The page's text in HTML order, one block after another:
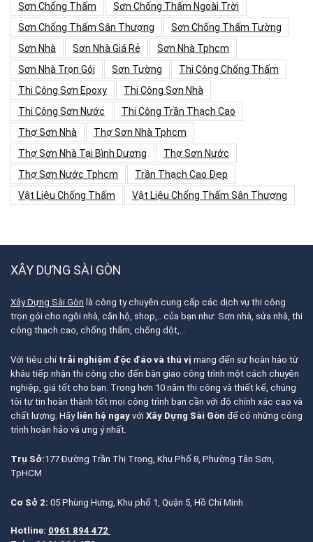
Sơn Chống Thấm
Sơn Chống Thấm Ngoài Trời
Sơn Chống Thấm Sân Thượng
Sơn Chống Thấm Tường
Sơn Nhà
Sơn Nhà Giá Rẻ
Sơn Nhà Tphcm
Sơn Nhà Trọn Gói
Sơn Tường
Thi Công Chống Thấm
Thi Công Sơn Epoxy
Thi Công Sơn Nhà
Thi Công Sơn Nước
Thi Công Trần Thạch Cao
Thợ Sơn Nhà
Thợ Sơn Nhà Tphcm
Thợ Sơn Nhà Tại Bình Dương
Thợ Sơn Nước
Thợ Sơn Nước Tphcm
Trần Thạch Cao Đẹp
Vật Liệu Chống Thấm
Vật Liệu Chống Thấm Sân Thượng
XÂY DỰNG SÀI GÒN
Xây Dựng Sài Gòn là công ty chuyên cung cấp các dịch vụ thi công
trọn gói cho ngôi nhà, căn hộ, shop,.. của bạn như: Sơn nhà, sửa nhà, thi
công thạch cao, chống thấm, chống dột,…
Với tiêu chí trải nghiệm độc đáo và thú vị mang đến sự hoàn hảo từ
khâu tiếp nhận thi công cho đến bàn giao công trình một cách chuyên
nghiệp, giá tốt cho bạn. Trong hơn 10 năm thi công và thiết kế, chúng
tôi tự tin hoàn thành tốt mọi công trình bạn cần với độ chính xác cao và
chất lượng. Hãy liên hệ ngay với Xây Dựng Sài Gòn để có những công
trình hoàn hảo và ưng ý nhất.
Trụ Sở:177 Đường Trần Thị Trọng, Khu Phố 8, Phường Tân Sơn,
TpHCM
Cơ Sở 2: 05 Phùng Hưng, Khu phố 1, Quận 5, Hồ Chí Minh
Hotline: 0961 894 472